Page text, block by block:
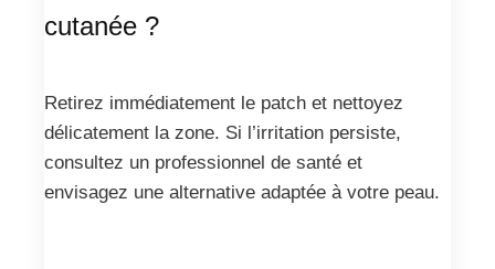
cutanée ?
Retirez immédiatement le patch et nettoyez
délicatement la zone. Si l’irritation persiste,
consultez un professionnel de santé et
envisagez une alternative adaptée à votre peau.